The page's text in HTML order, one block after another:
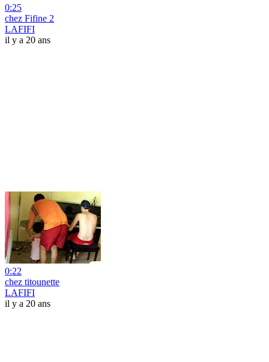
0:25
chez Fifine 2
LAFIFI
il y a 20 ans
0:22
chez titounette
LAFIFI
il y a 20 ans